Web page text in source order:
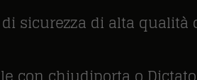
sicurezza di alta